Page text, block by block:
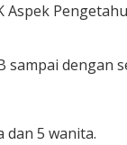
sampai dengan
5 wanita.